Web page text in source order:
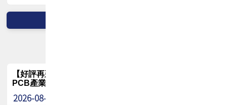
【好評再延長】PCB GPT 全面開放體驗延長到8月!!
PCB產業專屬 AI 知識平台
2026-08-04